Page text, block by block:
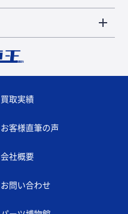
買取実績
お客様直筆の声
会社概要
お問い合わせ